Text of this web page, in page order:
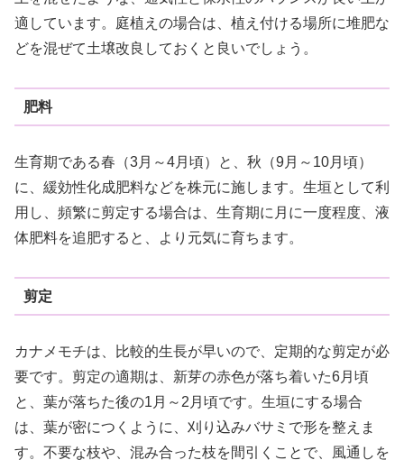
適しています。庭植えの場合は、植え付ける場所に堆肥な
どを混ぜて土壌改良しておくと良いでしょう。
肥料
生育期である春（3月～4月頃）と、秋（9月～10月頃）
に、緩効性化成肥料などを株元に施します。生垣として利
用し、頻繁に剪定する場合は、生育期に月に一度程度、液
体肥料を追肥すると、より元気に育ちます。
剪定
カナメモチは、比較的生長が早いので、定期的な剪定が必
要です。剪定の適期は、新芽の赤色が落ち着いた6月頃
と、葉が落ちた後の1月～2月頃です。生垣にする場合
は、葉が密につくように、刈り込みバサミで形を整えま
す。不要な枝や、混み合った枝を間引くことで、風通しを